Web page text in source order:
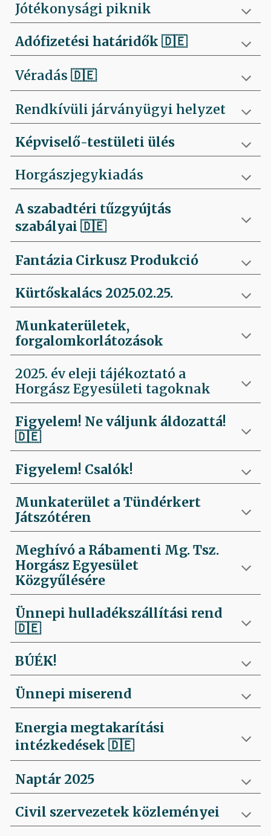
Jótékonysági piknik
Adófizetési határidők🇩🇪
Véradás🇩🇪
Rendkívüli járványügyi helyzet
Képviselő-testületi ülés
Horgászjegykiadás
A szabadtéri tűzgyújtás
szabályai 🇩🇪
Fantázia Cirkusz Produkció
Kürtőskalács 2025.02.25.
Munkaterületek,
forgalomkorlátozások
2025. év eleji tájékoztató a
Horgász Egyesületi tagoknak
Figyelem! Ne váljunk áldozattá!
🇩🇪
Figyelem! Csalók!
Munkaterület a Tündérkert
Játszótéren
Meghívó a Rábamenti Mg. Tsz.
Horgász Egyesület
Közgyűlésére
Ünnepi hulladékszállítási rend
🇩🇪
BÚÉK!
Ünnepi miserend
Energia megtakarítási
intézkedések🇩🇪
Naptár 2025
Civil szervezetek közleményei